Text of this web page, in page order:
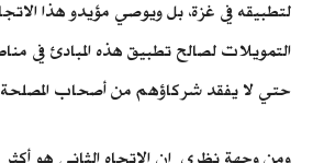
لتطبيقه في غزة، بل ويوصي مؤيدو هذا
التمويلات لصالح تطبيق هذه المبادئ في
حتي لا يفقد شركاؤهم من أصحاب المصلحة
ومن وجهة نظري إن الاتجاه الثاني هو أكثر